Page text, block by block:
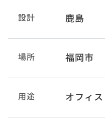
設計 鹿島
場所 福岡市
用途 オフィス